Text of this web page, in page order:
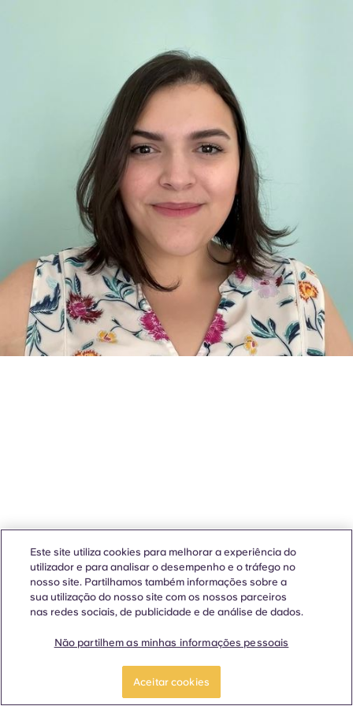
Este site utiliza cookies para melhorar a experiência do
utilizador e para analisar o desempenho e o tráfego no
nosso site. Partilhamos também informações sobre a
sua utilização do nosso site com os nossos parceiros
nas redes sociais, de publicidade e de análise de dados.
Não partilhem as minhas informações pessoais
Aceitar cookies